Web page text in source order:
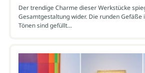
Der trendige Charme dieser Werkstücke
Gesamtgestaltung wider. Die runden Gefäße
Tönen sind gefüllt…